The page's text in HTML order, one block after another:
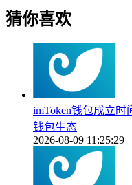
猜你喜欢
imToken钱包成立
钱包生态
2026-08-09 11:25:29